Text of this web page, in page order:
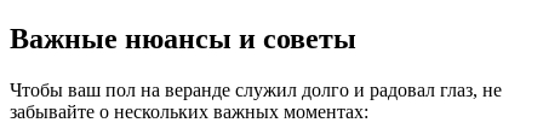
Важные нюансы и советы
Чтобы ваш пол на веранде служил долго и радовал глаз, не
забывайте о нескольких важных моментах: